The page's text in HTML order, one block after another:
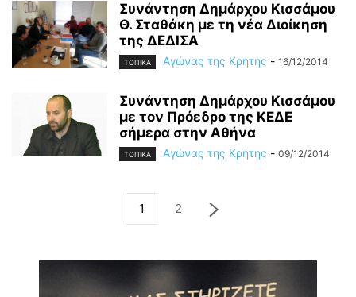
Συνάντηση Δημάρχου Κισσάμου
Θ. Σταθάκη με τη νέα Διοίκηση
της ΔΕΔΙΣΑ
ΤΟΠΙΚΑ Αγώνας της Κρήτης - 16/12/2014
Συνάντηση Δημάρχου Κισσάμου
με τον Πρόεδρο της ΚΕΔΕ
σήμερα στην Αθήνα
ΤΟΠΙΚΑ Αγώνας της Κρήτης - 09/12/2014
1 2